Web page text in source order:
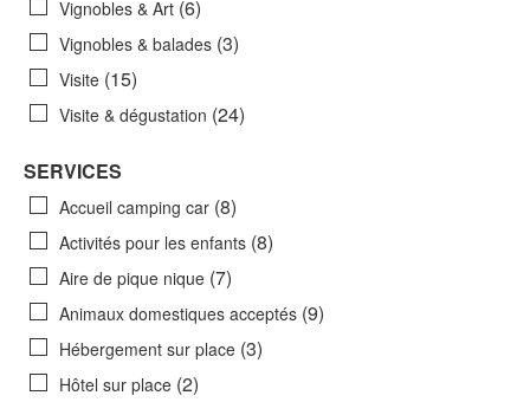
Vignobles & Art (6)
Vignobles & balades (3)
Visite (15)
Visite & dégustation (24)
SERVICES
Accueil camping car (8)
Activités pour les enfants (8)
Aire de pique nique (7)
Animaux domestiques acceptés (9)
Hébergement sur place (3)
Hôtel sur place (2)